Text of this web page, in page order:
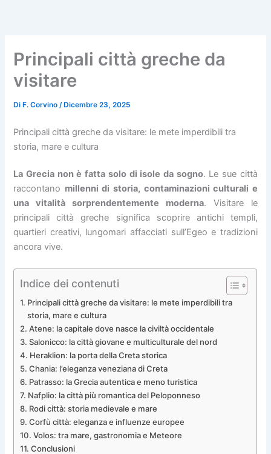
Principali città greche da
visitare
Di F. Corvino/ Dicembre 23, 2025
Principali città greche da visitare: le mete imperdibili tra
storia, mare e cultura
La Grecia non è fatta solo di isole da sogno. Le sue città
raccontano millenni di storia, contaminazioni culturali e
una vitalità sorprendentemente moderna. Visitare le
principali città greche significa scoprire antichi templi,
quartieri creativi, lungomari affacciati sull’Egeo e tradizioni
ancora vive.
Indice dei contenuti
Principali città greche da visitare: le mete imperdibili tra
storia, mare e cultura
Atene: la capitale dove nasce la civiltà occidentale
Salonicco: la città giovane e multiculturale del nord
Heraklion: la porta della Creta storica
Chania: l’eleganza veneziana di Creta
Patrasso: la Grecia autentica e meno turistica
Nafplio: la città più romantica del Peloponneso
Rodi città: storia medievale e mare
Corfù città: eleganza e influenze europee
Volos: tra mare, gastronomia e Meteore
Conclusioni